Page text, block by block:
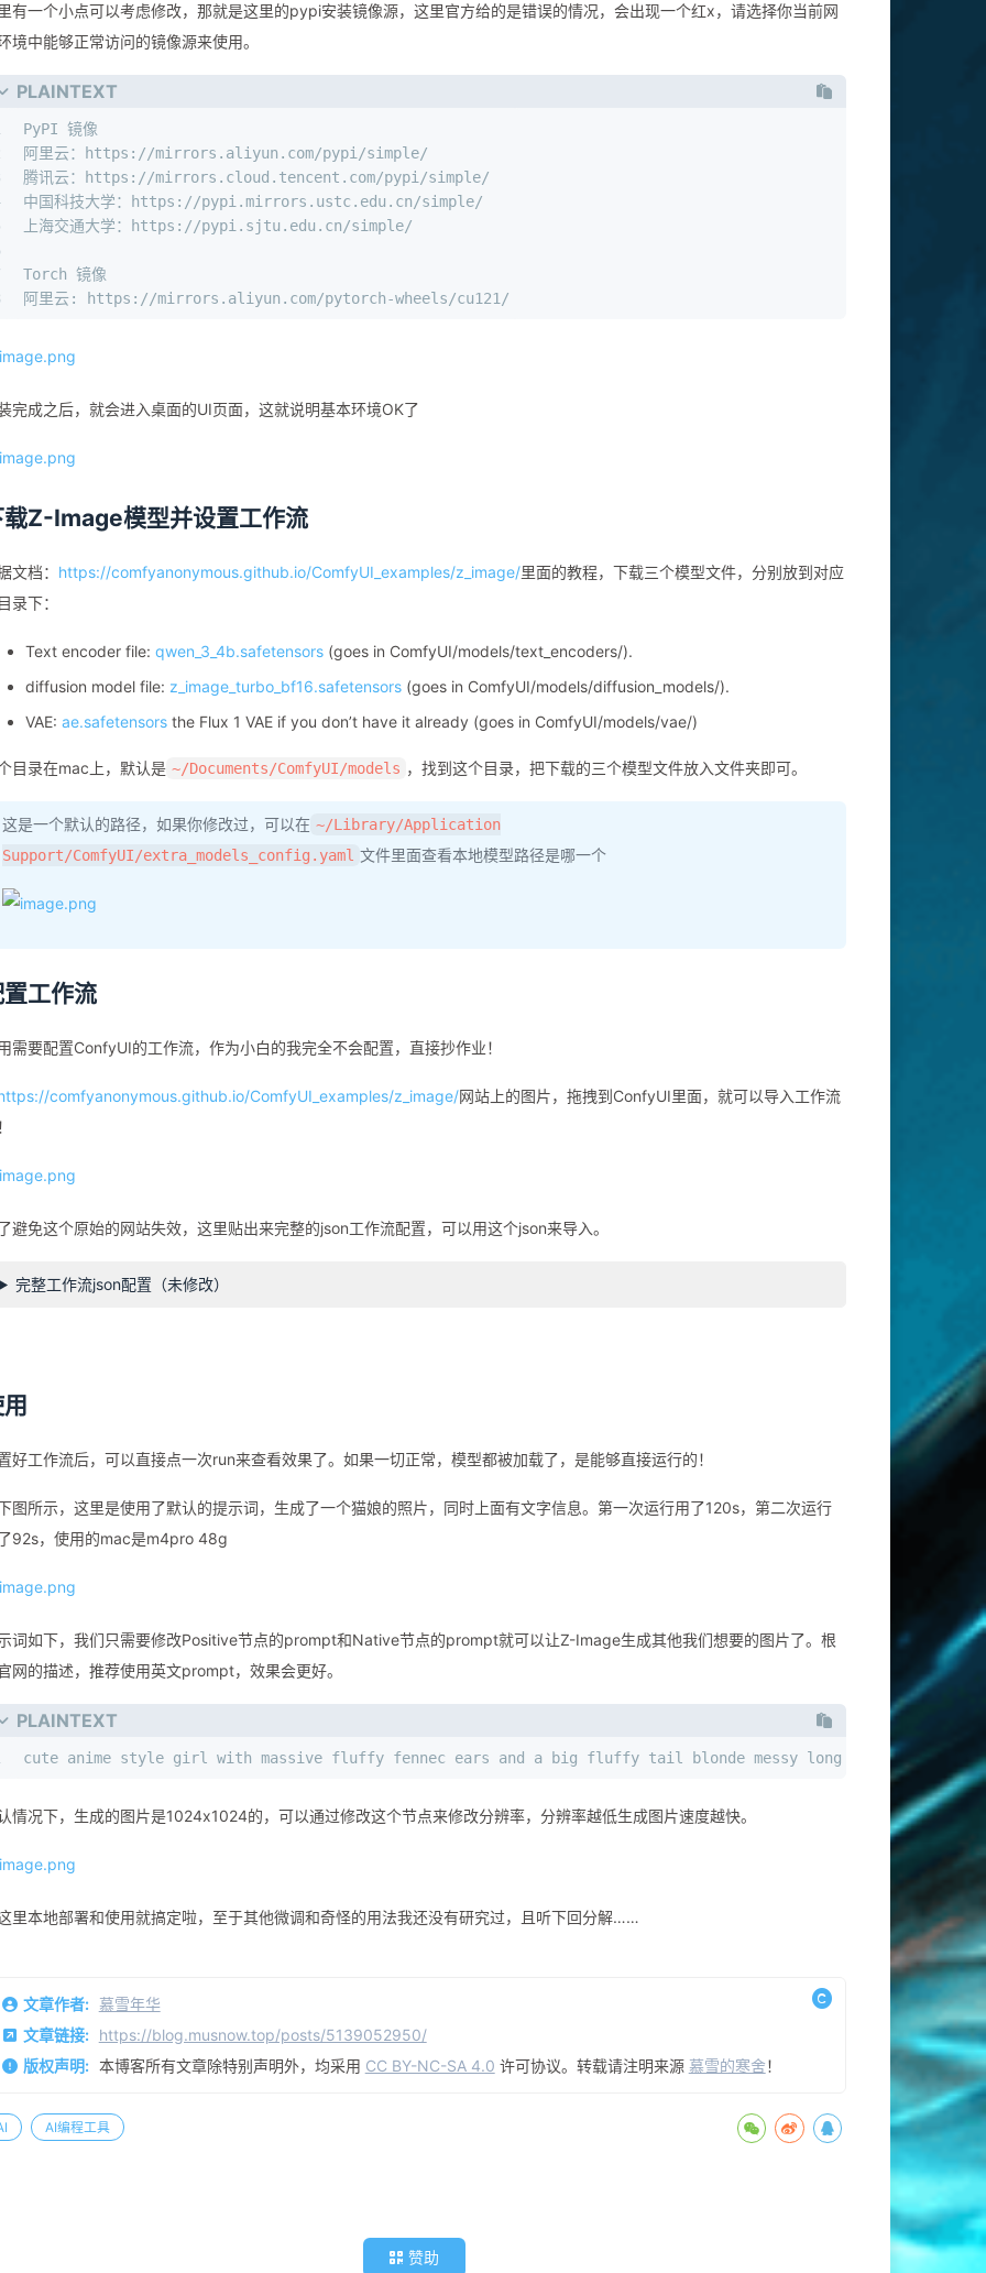
有一个小点可以考虑修改，那就是这里的pypi安装镜像源，这里官方给的是错误的情况，会出现一个红x，请选择你当前网
境中能够正常访问的镜像源来使用。
PLAINTEXT
PyPI 镜像
阿里云：https://mirrors.aliyun.com/pypi/simple/
腾讯云：https://mirrors.cloud.tencent.com/pypi/simple/
中国科技大学：https://pypi.mirrors.ustc.edu.cn/simple/
上海交通大学：https://pypi.sjtu.edu.cn/simple/
Torch 镜像
阿里云: https://mirrors.aliyun.com/pytorch-wheels/cu121/
完成之后，就会进入桌面的UI页面，这就说明基本环境OK了
载Z-Image模型并设置工作流
文档： https://comfyanonymous.github.io/ComfyUI_examples/z_image/里面的教程，下载三个模型文件，分别放到对应
录下：
Text encoder file:qwen_3_4b.safetensors (goes in ComfyUI/models/text_encoders/).
diffusion model file: z_image_turbo_bf16.safetensors (goes in ComfyUI/models/diffusion_models/).
VAE:ae.safetensors the Flux 1 VAE if you don’t have it already (goes in ComfyUI/models/vae/)
目录在mac上，默认是 ~/Documents/ComfyUI/models ，找到这个目录，把下载的三个模型文件放入文件夹即可。
这是一个默认的路径，如果你修改过，可以在 ~/Library/Application
Support/ComfyUI/extra_models_config.yaml 文件里面查看本地模型路径是哪一个
工作流
需要配置ConfyUI的工作流，作为小白的我完全不会配置，直接抄作业！
comfyanonymous.github.io/ComfyUI_examples/z_image/网站上的图片，拖拽到ConfyUI里面，就可以导入工作流
避免这个原始的网站失效，这里贴出来完整的json工作流配置，可以用这个json来导入。
完整工作流json配置（未修改）
好工作流后，可以直接点一次run来查看效果了。如果一切正常，模型都被加载了，是能够直接运行的！
图所示，这里是使用了默认的提示词，生成了一个猫娘的照片，同时上面有文字信息。第一次运行用了120s，第二次运行
92s，使用的mac是m4pro 48g
词如下，我们只需要修改Positive节点的prompt和Native节点的prompt就可以让Z-Image生成其他我们想要的图片了。根
网的描述，推荐使用英文prompt，效果会更好。
PLAINTEXT
cute anime style girl with massive fluffy fennec ears and a big fluffy tail blonde messy long hair blue
情况下，生成的图片是1024x1024的，可以通过修改这个节点来修改分辨率，分辨率越低生成图片速度越快。
里本地部署和使用就搞定啦，至于其他微调和奇怪的用法我还没有研究过，且听下回分解……
文章作者: 慕雪年华
文章链接: https://blog.musnow.top/posts/5139052950/
版权声明: 本博客所有文章除特别声明外，均采用 CC BY-NC-SA 4.0 许可协议。转载请注明来源 慕雪的寒舍！
AI编程工具
赞助